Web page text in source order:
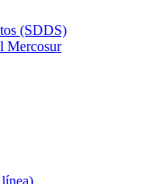
(SDDS)
Mercosur